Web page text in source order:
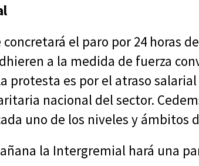
el paro por 24 horas
a la medida de fuerza
protesta es por el atraso
nacional del sector.
uno de los niveles y ámbitos
la Intergremial hará una